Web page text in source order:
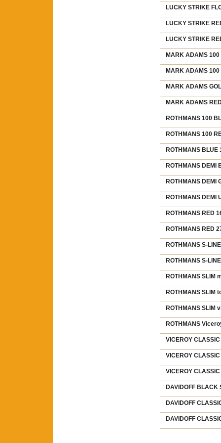
LUCKY STRIKE
LUCKY STRIKE
LUCKY STRIKE
MARK ADAMS 100
MARK ADAMS
MARK ADAMS
MARK ADAMS
ROTHMANS 100
ROTHMANS 100
ROTHMANS BLUE
ROTHMANS DEMI
ROTHMANS DEMI
ROTHMANS DEMI
ROTHMANS RED
ROTHMANS RED
ROTHMANS S-
ROTHMANS S-
ROTHMANS SLIM
ROTHMANS SLIM
ROTHMANS SLIM
ROTHMANS
VICEROY
VICEROY
VICEROY
DAVIDOFF BLACK
DAVIDOFF
DAVIDOFF